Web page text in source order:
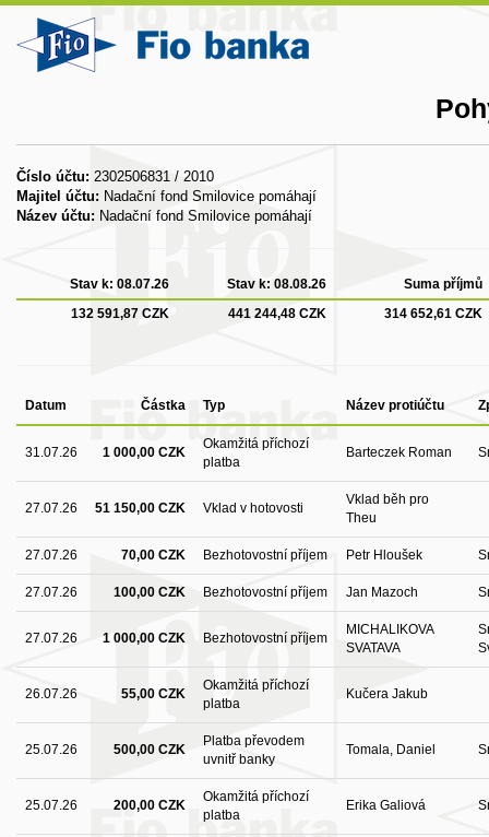
Číslo účtu: 2302506831 / 2010
Majitel účtu: Nadační fond Smilovice pomáhají
Název účtu: Nadační fond Smilovice pomáhají
Stav k: 08.07.26 Stav k: 08.08.26
Suma příjmů
132 591,87 CZK
441 244,48 CZK 314 652,61 CZK
Datum Částka Typ Název protiúčtu
31.07.26 1 000,00 CZK
Okamžitá příchozí
platba
Barteczek Roman
27.07.26 51 150,00 CZK Vklad v hotovosti
Vklad běh pro
Theu
27.07.26 70,00 CZK Bezhotovostní příjem Petr Hloušek
27.07.26 100,00 CZK Bezhotovostní příjem Jan Mazoch
27.07.26 1 000,00 CZK Bezhotovostní příjem
MICHALIKOVA
SVATAVA
26.07.26 55,00 CZK
Okamžitá příchozí
platba
Kučera Jakub
25.07.26 500,00 CZK
Platba převodem
uvnitř banky
Tomala, Daniel
25.07.26 200,00 CZK
Okamžitá příchozí
platba
Erika Galiová